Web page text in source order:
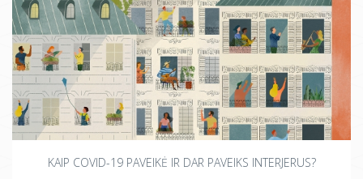
KAIP COVID-19 PAVEIKĖ IR DAR PAVEIKS INTERJERUS?